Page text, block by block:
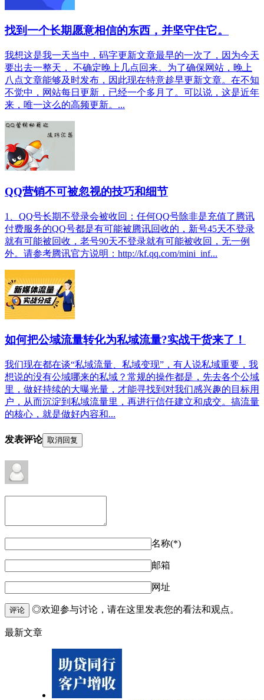
找到一个长期愿意相信的东西，并坚守住它。
我想这是我一天当中，码字更新文章最早的一次了，因为今天
要出去一整天， 不确定晚上几点回来。为了确保网站，晚上
八点文章能够及时发布，因此现在特意趁早更新文章。在不知
不觉中，网站每日更新，已经一个多月了。可以说，这是近年
来，唯一这么的高频更新。...
QQ营销不可被忽视的技巧和细节
1、QQ号长期不登录会被收回：任何QQ号除非是充值了腾讯
付费服务的QQ号都是有可能被腾讯回收的，新号45天不登录
就有可能被回收，老号90天不登录就有可能被收回，无一例
外。请参考腾讯官方说明：http://kf.qq.com/mini_inf...
如何把公域流量转化为私域流量?实战干货来了！
我们现在都在谈“私域流量、私域变现”，有人说私域重要，我
想说的没有公域哪来的私域？常规的操作都是，先去各个公域
里，做好持续的大曝光量，才能寻找到对我们感兴趣的目标用
户，从而沉淀到私域流量里，再进行信任建立和成交。搞流量
的核心，就是做好内容和...
发表评论 取消回复
名称(*)
邮箱
网址
评论 ◎欢迎参与讨论，请在这里发表您的看法和观点。
最新文章